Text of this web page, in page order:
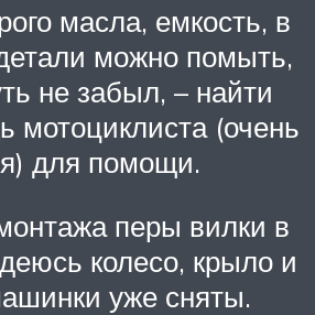
масла, емкость, в
можно помыть,
не забыл, – найти
мотоциклиста (очень
для помощи.
перы вилки в
колесо, крыло и
уже сняты.